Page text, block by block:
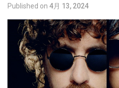
Published on 4月 13, 2024